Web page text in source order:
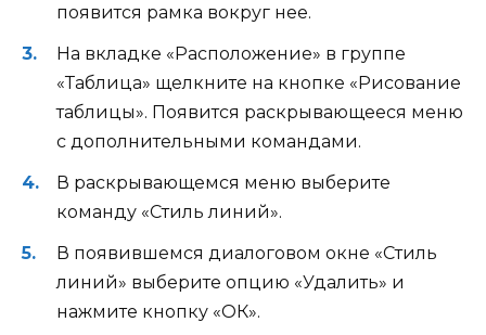
появится рамка вокруг нее.
На вкладке «Расположение» в группе
«Таблица» щелкните на кнопке «Рисование
таблицы». Появится раскрывающееся меню
с дополнительными командами.
В раскрывающемся меню выберите
команду «Стиль линий».
В появившемся диалоговом окне «Стиль
линий» выберите опцию «Удалить» и
нажмите кнопку «ОК».